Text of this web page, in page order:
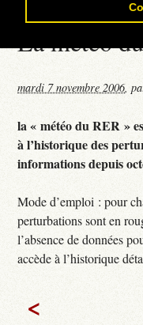
La météo
mardi 7 novembre 2006,
la « météo du RER »
à l’historique des
informations depuis
Mode d’emploi : pour
perturbations sont en
l’absence de données
accède à l’historique
<